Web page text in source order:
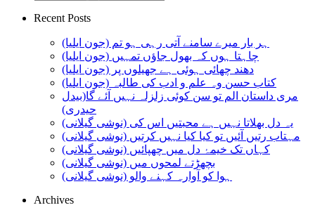
Recent Posts
ہر بار میرے سامنے آتی رہی ہو تم (جون ایلیا)
چاہتا ہوں کہ بھول جاؤں تمہیں (جون ایلیا)
دھند چھائی ہوئی ہے جھیلوں پر (جون ایلیا)
کتاب حسن وہ علم و ادب کی طالبہ (جون ایلیا)
مری داستان الم تو سن کوئی زلزلہ نہیں آئے گا(بیدل
حیدری)
یہ دل بھلاتا نہیں ہے محبتیں اس کی (نوشی گیلانی)
مہتاب رتیں آئیں تو کیا کیا نہیں کرتیں (نوشی گیلانی)
کہاں تک خیمۂ دل میں چھپائیں (نوشی گیلانی)
بچھڑتے لمحوں میں (نوشی گیلانی)
ہوا کو آوارہ کہنے والو (نوشی گیلانی)
Archives